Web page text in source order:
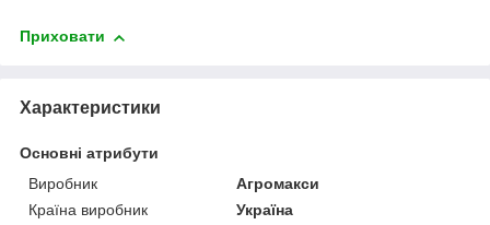
Приховати
Характеристики
Основні атрибути
Виробник
Агромакси
Країна виробник
Україна